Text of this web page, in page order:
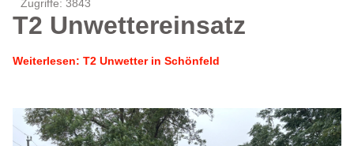
Zugriffe: 3843
T2 Unwettereinsatz
Weiterlesen: T2 Unwetter in Schönfeld